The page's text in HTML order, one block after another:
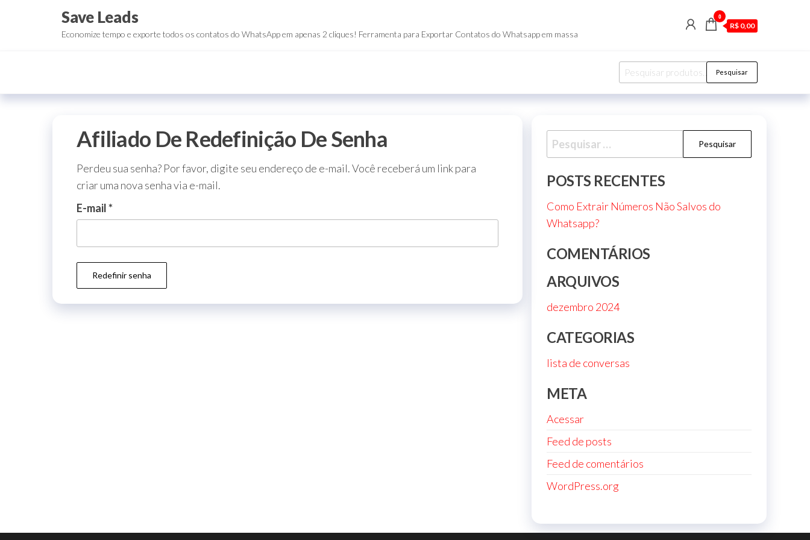
Save Leads
Economize tempo e exporte todos os contatos do WhatsApp em apenas 2 cliques! Ferramenta para Exportar Contatos do Whatsapp em massa
0
R$ 0,00
Pesquisar
Afiliado De Redefinição De Senha
Perdeu sua senha? Por favor, digite seu endereço de e-mail. Você receberá um link para
criar uma nova senha via e-mail.
E-mail*
Redefinir senha
POSTS RECENTES
Como Extrair Números Não Salvos do
Whatsapp?
COMENTÁRIOS
ARQUIVOS
dezembro 2024
CATEGORIAS
lista de conversas
META
Acessar
Feed de posts
Feed de comentários
WordPress.org